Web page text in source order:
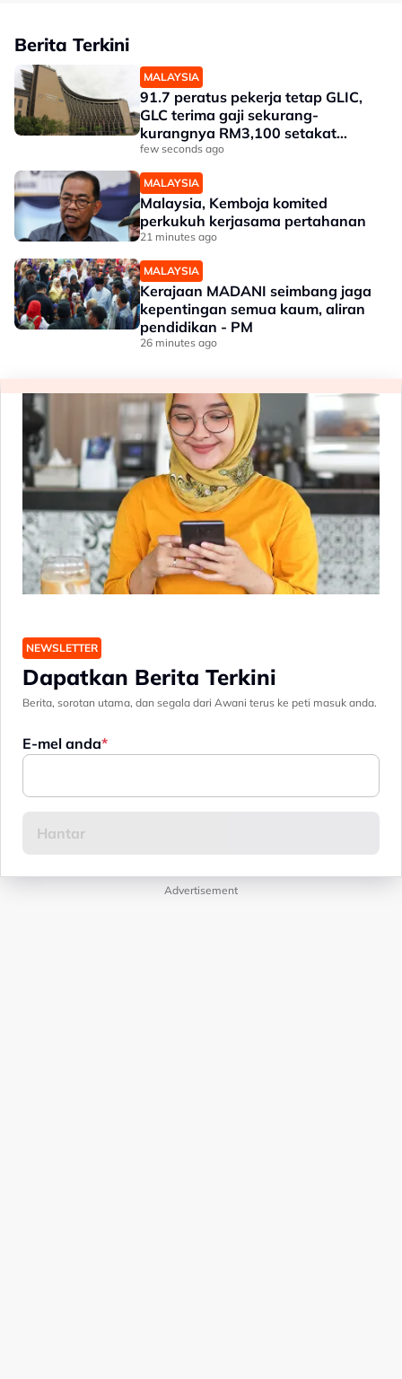
Berita Terkini
MALAYSIA
91.7 peratus pekerja tetap GLIC,
GLC terima gaji sekurang-
kurangnya RM3,100 setakat
akhir 2025
few seconds ago
MALAYSIA
Malaysia, Kemboja komited
perkukuh kerjasama pertahanan
21 minutes ago
MALAYSIA
Kerajaan MADANI seimbang jaga
kepentingan semua kaum, aliran
pendidikan - PM
26 minutes ago
NEWSLETTER
Dapatkan Berita Terkini
Berita, sorotan utama, dan segala dari Awani terus ke peti masuk anda.
E-mel anda
Advertisement